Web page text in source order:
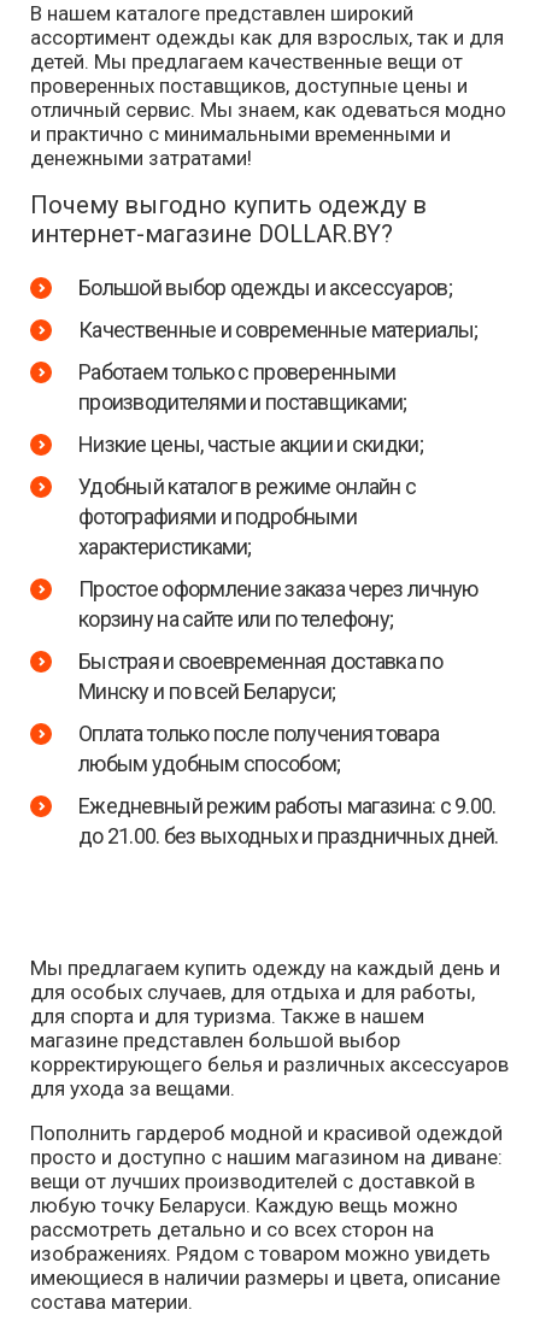
В нашем каталоге представлен широкий
ассортимент одежды как для взрослых, так и для
детей. Мы предлагаем качественные вещи от
проверенных поставщиков, доступные цены и
отличный сервис. Мы знаем, как одеваться модно
и практично с минимальными временными и
денежными затратами!
Почему выгодно купить одежду в
интернет-магазине DOLLAR.BY?
Большой выбор одежды и аксессуаров;
Качественные и современные материалы;
Работаем только с проверенными
производителями и поставщиками;
Низкие цены, частые акции и скидки;
Удобный каталог в режиме онлайн с
фотографиями и подробными
характеристиками;
Простое оформление заказа через личную
корзину на сайте или по телефону;
Быстрая и своевременная доставка по
Минску и по всей Беларуси;
Оплата только после получения товара
любым удобным способом;
Ежедневный режим работы магазина: с 9.00.
до 21.00. без выходных и праздничных дней.
Мы предлагаем купить одежду на каждый день и
для особых случаев, для отдыха и для работы,
для спорта и для туризма. Также в нашем
магазине представлен большой выбор
корректирующего белья и различных аксессуаров
для ухода за вещами.
Пополнить гардероб модной и красивой одеждой
просто и доступно с нашим магазином на диване:
вещи от лучших производителей с доставкой в
любую точку Беларуси. Каждую вещь можно
рассмотреть детально и со всех сторон на
изображениях. Рядом с товаром можно увидеть
имеющиеся в наличии размеры и цвета, описание
состава материи.